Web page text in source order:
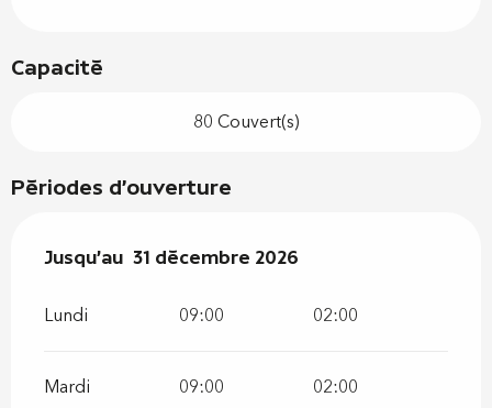
Capacité
80 Couvert(s)
Périodes d'ouverture
Du2 janvier 2026au31 décembre 2026
Jusqu'au 31 décembre 2026
Lundi 09:00 02:00
Mardi 09:00 02:00